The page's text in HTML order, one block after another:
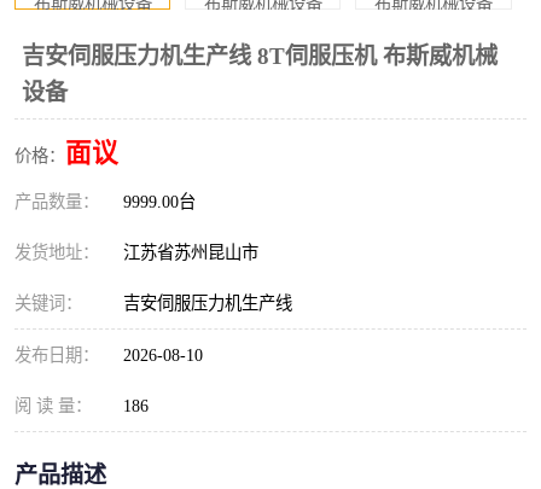
吉安伺服压力机生产线 8T伺服压机 布斯威机械
设备
价格： 面议
产品数量： 9999.00台
发货地址： 江苏省苏州昆山市
关键词： 吉安伺服压力机生产线
发布日期： 2026-08-10
阅 读 量： 186
产品描述